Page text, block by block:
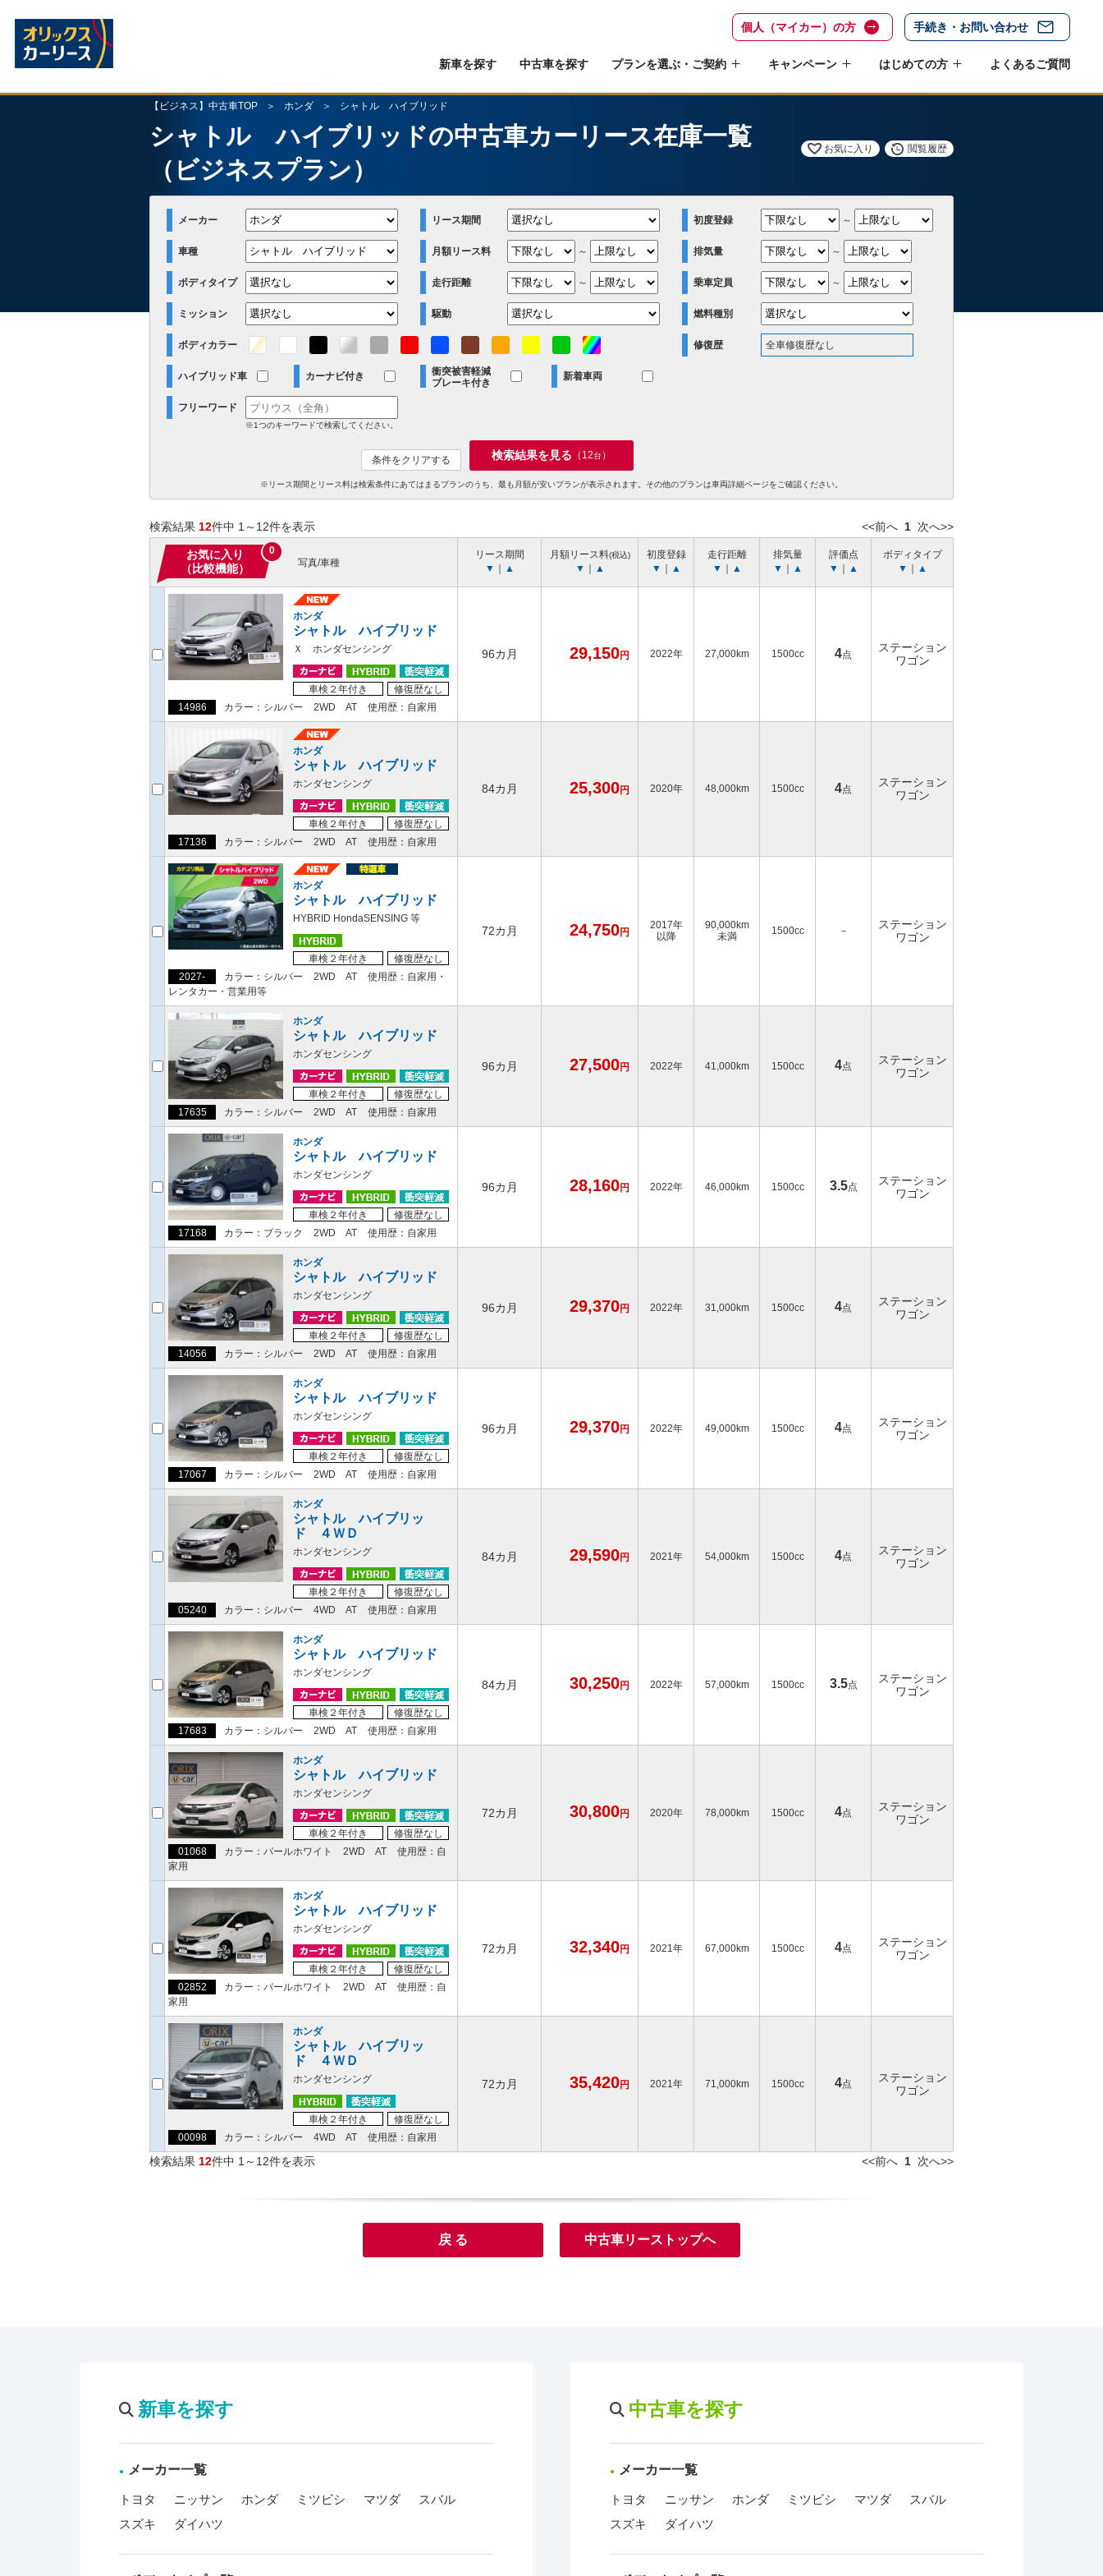
個人（マイカー）の方 手続き・お問い合わせ
新車を探す 中古車を探す プランを選ぶ・ご契約 キャンペーン はじめての方 よくあるご質問
【ビジネス】中古車TOP ホンダ シャトル ハイブリッド
シャトル ハイブリッドの中古車カーリース在庫一覧
（ビジネスプラン）
お気に入り 閲覧履歴
メーカー リース期間 初度登録 ～
車種 月額リース料 ～ 排気量 ～
ボディタイプ 走行距離 ～ 乗車定員 ～
ミッション 駆動 燃料種別
ボディカラー 修復歴 全車修復歴なし
ハイブリッド車 カーナビ付き
衝突被害軽減
ブレーキ付き
新着車両
フリーワード
※1つのキーワードで検索してください。
条件をクリアする 検索結果を見る （ 12台 ）
※リース期間とリース料は検索条件にあてはまるプランのうち、最も月額が安いプランが表示されます。その他のプランは車両詳細ページをご確認ください。
検索結果 12件中 1～12件を表示 <<前へ 1 次へ>>
お気に入り
（比較機能）
0
写真/車種
リース期間
▼
▲
月額リース料(税込)
▼ ▲
初度登録
▼
▲
走行距離
▼
▲
排気量
▼
▲
評価点
▼
▲
ボディタイプ
▼
▲
ホンダ
シャトル ハイブリッド
Ｘ ホンダセンシング
車検２年付き
修復歴なし
14986
カラー：シルバー 2WD AT 使用歴：自家用
96カ月 29,150円 2022年 27,000km 1500cc 4点
ステーション
ワゴン
ホンダ
シャトル ハイブリッド
ホンダセンシング
車検２年付き
修復歴なし
17136
カラー：シルバー 2WD AT 使用歴：自家用
84カ月 25,300円 2020年 48,000km 1500cc 4点
ステーション
ワゴン
ホンダ
シャトル ハイブリッド
HYBRID HondaSENSING 等
車検２年付き
修復歴なし
2027-
カラー：シルバー 2WD AT
使用歴：自家用・
レンタカー・営業用等
72カ月 24,750円
2017年
以降
90,000km
未満
1500cc －
ステーション
ワゴン
ホンダ
シャトル ハイブリッド
ホンダセンシング
車検２年付き
修復歴なし
17635
カラー：シルバー 2WD AT 使用歴：自家用
96カ月 27,500円 2022年 41,000km 1500cc 4点
ステーション
ワゴン
ホンダ
シャトル ハイブリッド
ホンダセンシング
車検２年付き
修復歴なし
17168
カラー：ブラック 2WD AT 使用歴：自家用
96カ月 28,160円 2022年 46,000km 1500cc 3.5点
ステーション
ワゴン
ホンダ
シャトル ハイブリッド
ホンダセンシング
車検２年付き
修復歴なし
14056
カラー：シルバー 2WD AT 使用歴：自家用
96カ月 29,370円 2022年 31,000km 1500cc 4点
ステーション
ワゴン
ホンダ
シャトル ハイブリッド
ホンダセンシング
車検２年付き
修復歴なし
17067
カラー：シルバー 2WD AT 使用歴：自家用
96カ月 29,370円 2022年 49,000km 1500cc 4点
ステーション
ワゴン
ホンダ
シャトル ハイブリッ
ド ４ＷＤ
ホンダセンシング
車検２年付き
修復歴なし
05240
カラー：シルバー 4WD AT 使用歴：自家用
84カ月 29,590円 2021年 54,000km 1500cc 4点
ステーション
ワゴン
ホンダ
シャトル ハイブリッド
ホンダセンシング
車検２年付き
修復歴なし
17683
カラー：シルバー 2WD AT 使用歴：自家用
84カ月 30,250円 2022年 57,000km 1500cc 3.5点
ステーション
ワゴン
ホンダ
シャトル ハイブリッド
ホンダセンシング
車検２年付き
修復歴なし
01068
カラー：パールホワイト 2WD AT
使用歴：自
家用
72カ月 30,800円 2020年 78,000km 1500cc 4点
ステーション
ワゴン
ホンダ
シャトル ハイブリッド
ホンダセンシング
車検２年付き
修復歴なし
02852
カラー：パールホワイト 2WD AT
使用歴：自
家用
72カ月 32,340円 2021年 67,000km 1500cc 4点
ステーション
ワゴン
ホンダ
シャトル ハイブリッ
ド ４ＷＤ
ホンダセンシング
車検２年付き
修復歴なし
00098
カラー：シルバー 4WD AT 使用歴：自家用
72カ月 35,420円 2021年 71,000km 1500cc 4点
ステーション
ワゴン
検索結果 12件中 1～12件を表示 <<前へ 1 次へ>>
戻 る 中古車リーストップへ
新車を探す
メーカー一覧
トヨタ ニッサン ホンダ ミツビシ マツダ
スバル
スズキ
ダイハツ
中古車を探す
メーカー一覧
トヨタ ニッサン ホンダ ミツビシ マツダ
スバル
スズキ
ダイハツ